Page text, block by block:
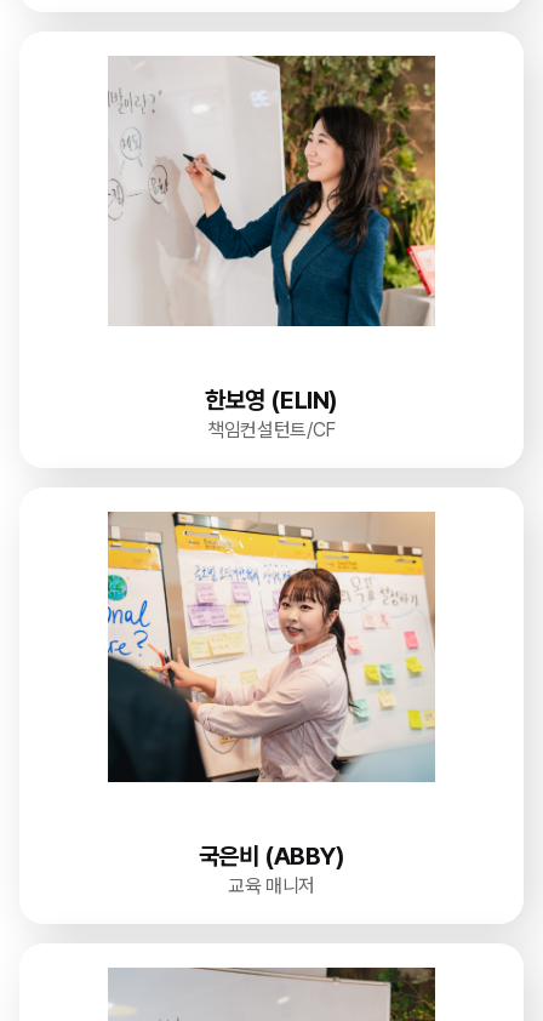
한보영 (ELIN)
책임컨설턴트/CF
국은비 (ABBY)
교육 매니저